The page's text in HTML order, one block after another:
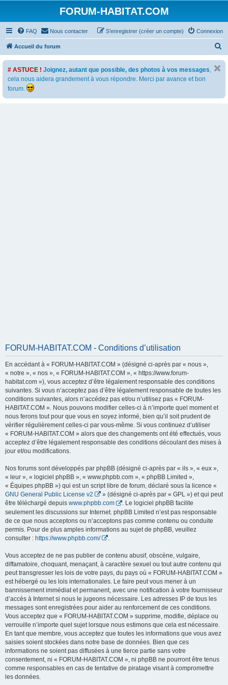
FORUM-HABITAT.COM
FAQ Nous contacter Connexion
S’enregistrer (créer un compte)
Accueil du forum
e
# ASTUCE ! Joignez, autant que possible, des photos à vos messages,
cela nous aidera grandement à vous répondre. Merci par avance et bon
forum.
FORUM-HABITAT.COM - Conditions d’utilisation
En accédant à « FORUM-HABITAT.COM » (désigné ci-après par « nous »,
« notre », « nos », « FORUM-HABITAT.COM », « https://www.forum-
habitat.com »), vous acceptez d’être légalement responsable des conditions
suivantes. Si vous n’acceptez pas d’être légalement responsable de toutes les
conditions suivantes, alors n’accédez pas et/ou n’utilisez pas « FORUM-
HABITAT.COM ». Nous pouvons modifier celles-ci à n’importe quel moment et
nous ferons tout pour que vous en soyez informé, bien qu’il soit prudent de
vérifier régulièrement celles-ci par vous-même. Si vous continuez d’utiliser
« FORUM-HABITAT.COM » alors que des changements ont été effectués, vous
acceptez d’être légalement responsable des conditions découlant des mises à
jour et/ou modifications.
Nos forums sont développés par phpBB (désigné ci-après par « ils », « eux »,
« leur », « logiciel phpBB », « www.phpbb.com », « phpBB Limited »,
« Équipes phpBB ») qui est un script libre de forum, déclaré sous la licence «
GNU General Public License v2
» (désigné ci-après par « GPL ») et qui peut
être téléchargé depuis www.phpbb.com
. Le logiciel phpBB facilite
seulement les discussions sur Internet. phpBB Limited n’est pas responsable
de ce que nous acceptons ou n’acceptons pas comme contenu ou conduite
permis. Pour de plus amples informations au sujet de phpBB, veuillez
consulter : https://www.phpbb.com/
Vous acceptez de ne pas publier de contenu abusif, obscène, vulgaire,
diffamatoire, choquant, menaçant, à caractère sexuel ou tout autre contenu qui
peut transgresser les lois de votre pays, du pays où « FORUM-HABITAT.COM »
est hébergé ou les lois internationales. Le faire peut vous mener à un
bannissement immédiat et permanent, avec une notification à votre fournisseur
d’accès à Internet si nous le jugeons nécessaire. Les adresses IP de tous les
messages sont enregistrées pour aider au renforcement de ces conditions.
Vous acceptez que « FORUM-HABITAT.COM » supprime, modifie, déplace ou
verrouille n’importe quel sujet lorsque nous estimons que cela est nécessaire.
En tant que membre, vous acceptez que toutes les informations que vous avez
saisies soient stockées dans notre base de données. Bien que ces
informations ne soient pas diffusées à une tierce partie sans votre
consentement, ni « FORUM-HABITAT.COM », ni phpBB ne pourront être tenus
comme responsables en cas de tentative de piratage visant à compromettre
les données.